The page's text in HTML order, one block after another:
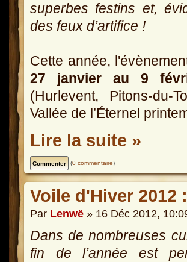
superbes festins et,
des feux d’artifice !
Cette année,
27 janvier au 9
(Hurlevent, Pitons-du-
Vallée de l’Éternel
Lire la suite »
(0 commentaire)
Voile d'Hiver 2012
Par Lenwë » 16 Déc 2012,
Dans de nombreuses
fin de l’année est